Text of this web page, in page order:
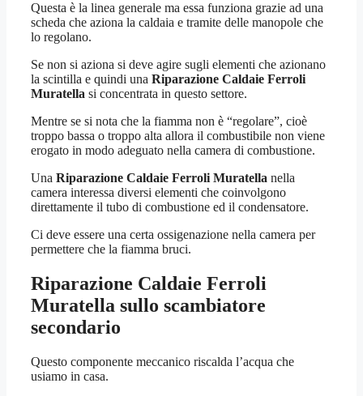
Questa è la linea generale ma essa funziona grazie ad una
scheda che aziona la caldaia e tramite delle manopole che
lo regolano.
Se non si aziona si deve agire sugli elementi che azionano
la scintilla e quindi una Riparazione Caldaie Ferroli
Muratella si concentrata in questo settore.
Mentre se si nota che la fiamma non è “regolare”, cioè
troppo bassa o troppo alta allora il combustibile non viene
erogato in modo adeguato nella camera di combustione.
Una Riparazione Caldaie Ferroli Muratella nella
camera interessa diversi elementi che coinvolgono
direttamente il tubo di combustione ed il condensatore.
Ci deve essere una certa ossigenazione nella camera per
permettere che la fiamma bruci.
Riparazione Caldaie Ferroli
Muratella sullo scambiatore
secondario
Questo componente meccanico riscalda l’acqua che
usiamo in casa.